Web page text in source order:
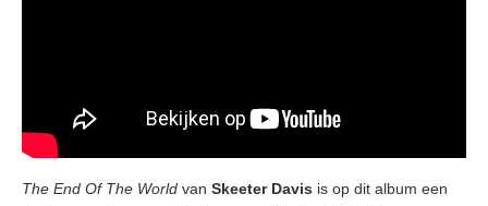
The End Of The World van Skeeter Davis is op dit album een